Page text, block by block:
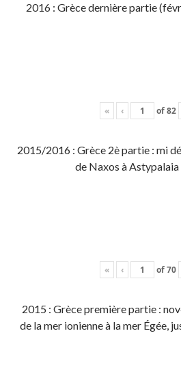
2016 : Grèce dernière partie
« ‹ of82
2015/2016 : Grèce 2è partie : mi
de Naxos à
« ‹ of70
2015 : Grèce première partie :
de la mer ionienne à la mer Égée,